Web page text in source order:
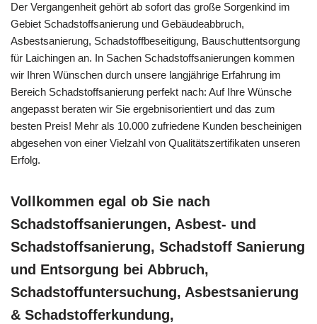
Der Vergangenheit gehört ab sofort das große Sorgenkind im
Gebiet Schadstoffsanierung und Gebäudeabbruch,
Asbestsanierung, Schadstoffbeseitigung, Bauschuttentsorgung
für Laichingen an. In Sachen Schadstoffsanierungen kommen
wir Ihren Wünschen durch unsere langjährige Erfahrung im
Bereich Schadstoffsanierung perfekt nach: Auf Ihre Wünsche
angepasst beraten wir Sie ergebnisorientiert und das zum
besten Preis! Mehr als 10.000 zufriedene Kunden bescheinigen
abgesehen von einer Vielzahl von Qualitätszertifikaten unseren
Erfolg.
Vollkommen egal ob Sie nach
Schadstoffsanierungen, Asbest- und
Schadstoffsanierung, Schadstoff Sanierung
und Entsorgung bei Abbruch,
Schadstoffuntersuchung, Asbestsanierung
& Schadstofferkundung,